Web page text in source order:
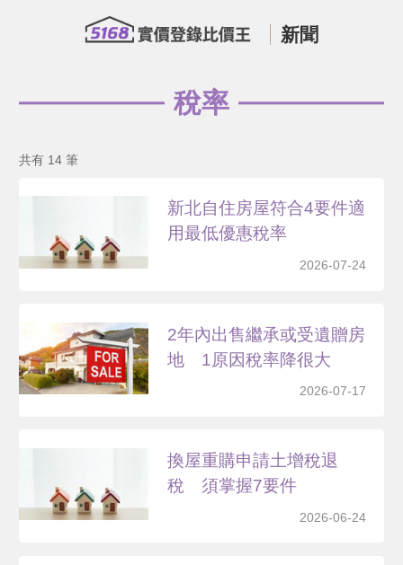
新聞
稅率
共有 14 筆
新北自住房屋符合4要件適
用最低優惠稅率
2026-07-24
2年內出售繼承或受遺贈房
地 1原因稅率降很大
2026-07-17
換屋重購申請土增稅退
稅 須掌握7要件
2026-06-24